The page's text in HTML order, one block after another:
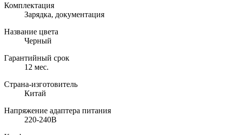
Комплектация
Зарядка, документация
Название цвета
Черный
Гарантийный срок
12 мес.
Страна-изготовитель
Китай
Напряжение адаптера питания
220-240В